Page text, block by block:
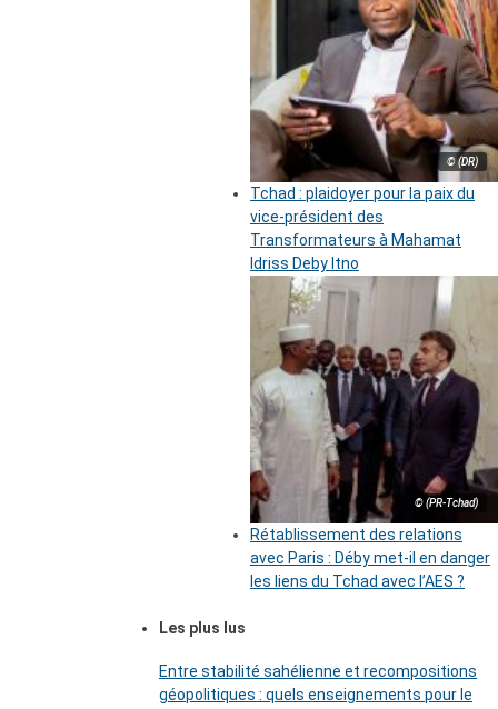
© (DR)
Tchad : plaidoyer pour la paix du
vice-président des
Transformateurs à Mahamat
Idriss Deby Itno
© (PR-Tchad)
Rétablissement des relations
avec Paris : Déby met-il en danger
les liens du Tchad avec l’AES ?
Les plus lus
Entre stabilité sahélienne et recompositions
géopolitiques : quels enseignements pour le